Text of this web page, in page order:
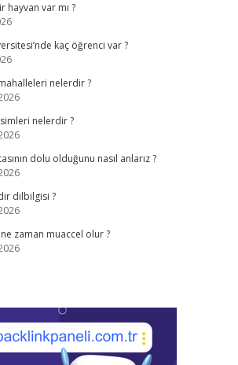
hayvan var mı ?
kaç öğrenci var ?
nelerdir ?
nelerdir ?
dolu olduğunu nasıl anlarız ?
dilbilgisi ?
ne zaman muaccel olur ?